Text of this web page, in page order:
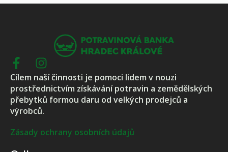
Cílem naší činnosti je pomoci lidem v nouzi
prostřednictvím získávání potravin a zemědělských
přebytků formou daru od velkých prodejců a
výrobců.
Zásady ochrany osobních údajů